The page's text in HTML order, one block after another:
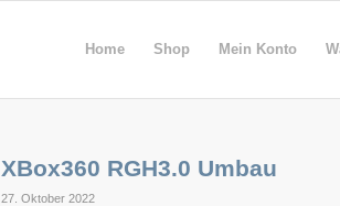
Home Shop Mein Konto
XBox360 RGH3.0 Umbau
27. Oktober 2022